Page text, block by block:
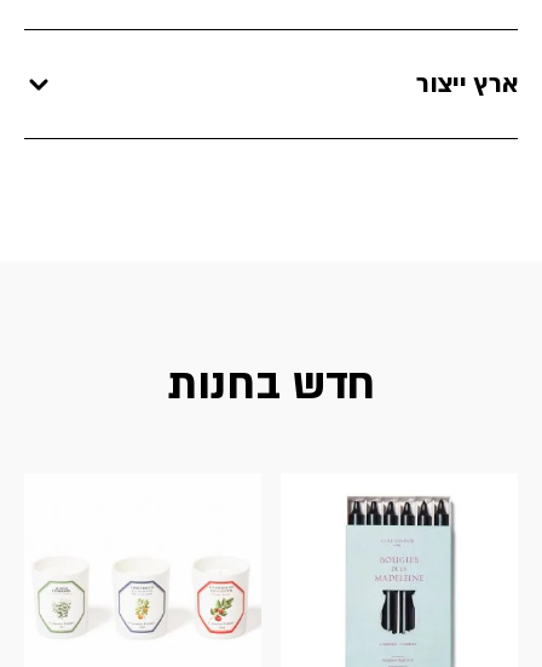
ארץ ייצור
חדש בחנות